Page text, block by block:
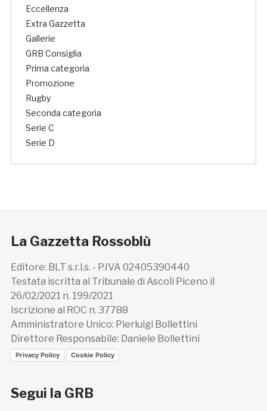
Eccellenza
Extra Gazzetta
Gallerie
GRB Consiglia
Prima categoria
Promozione
Rugby
Seconda categoria
Serie C
Serie D
La Gazzetta Rossoblù
Editore: BLT s.r.l.s. - P.IVA 02405390440
Testata iscritta al Tribunale di Ascoli Piceno il
26/02/2021 n. 199/2021
Iscrizione al ROC n. 37788
Amministratore Unico: Pierluigi Bollettini
Direttore Responsabile: Daniele Bollettini
Privacy Policy Cookie Policy
Segui la GRB